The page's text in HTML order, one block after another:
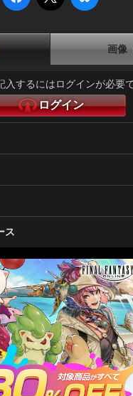
画像
入するにはログインが必要で
ログイン
ス